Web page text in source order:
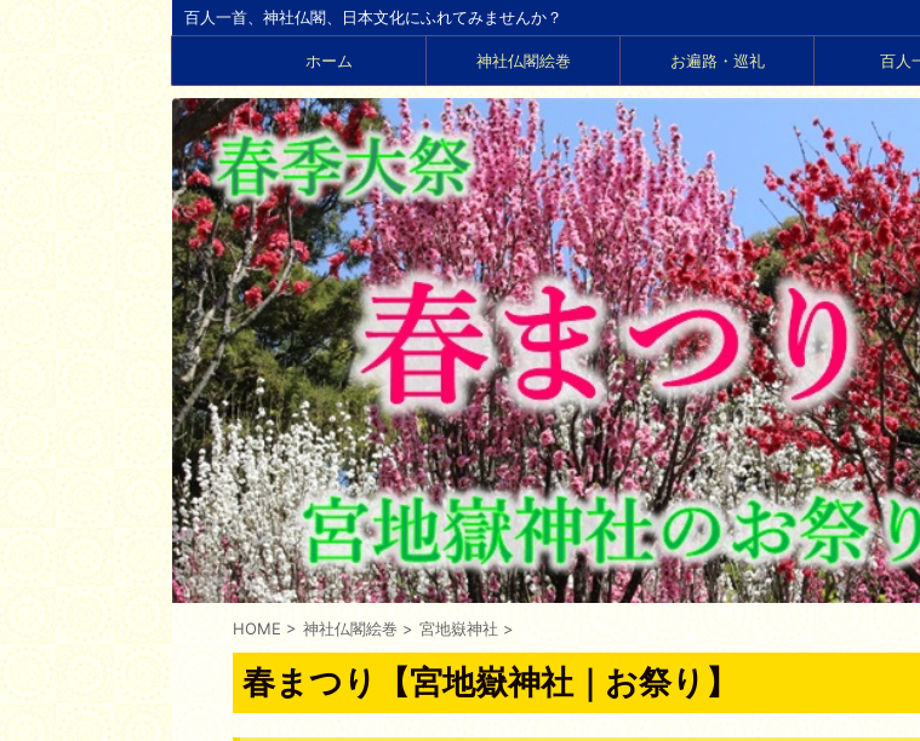
百人一首、神社仏閣、日本文化にふれてみませんか？
ホーム 神社仏閣絵巻 お遍路・巡礼 百人
HOME > 神社仏閣絵巻 > 宮地嶽神社 >
春まつり【宮地嶽神社｜お祭り】